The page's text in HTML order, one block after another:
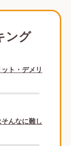
ング
ト・デメリ
んなに難し